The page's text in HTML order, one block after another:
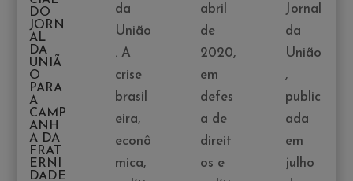
DO
JORN
AL
DA
UNIÃ
O
PARA
A
CAMP
ANH
A DA
FRAT
ERNI
DADE
da
União
. A
crise
brasil
eira,
econô
mica,
abril
de
2020,
em
defes
a de
direit
os e
Jornal
da
União
,
public
ada
em
julho